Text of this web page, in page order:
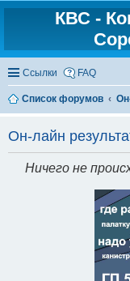
КВС -
Ссылки FAQ
Список форумов
Он-лайн
Ничего не